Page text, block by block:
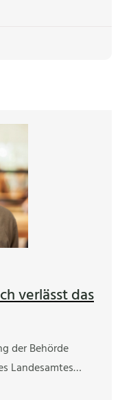
verlässt das
der Behörde
Landesamtes…